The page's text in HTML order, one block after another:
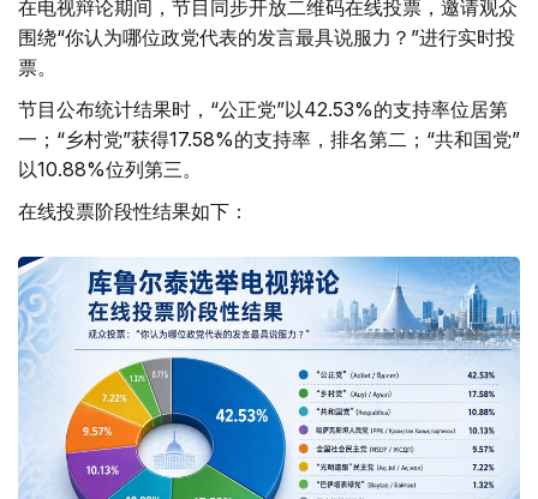
在电视辩论期间，节目同步开放二维码在线投票，邀请观众
围绕“你认为哪位政党代表的发言最具说服力？”进行实时投
票。
节目公布统计结果时，“公正党”以42.53%的支持率位居第
一；“乡村党”获得17.58%的支持率，排名第二；“共和国党”
以10.88%位列第三。
在线投票阶段性结果如下：